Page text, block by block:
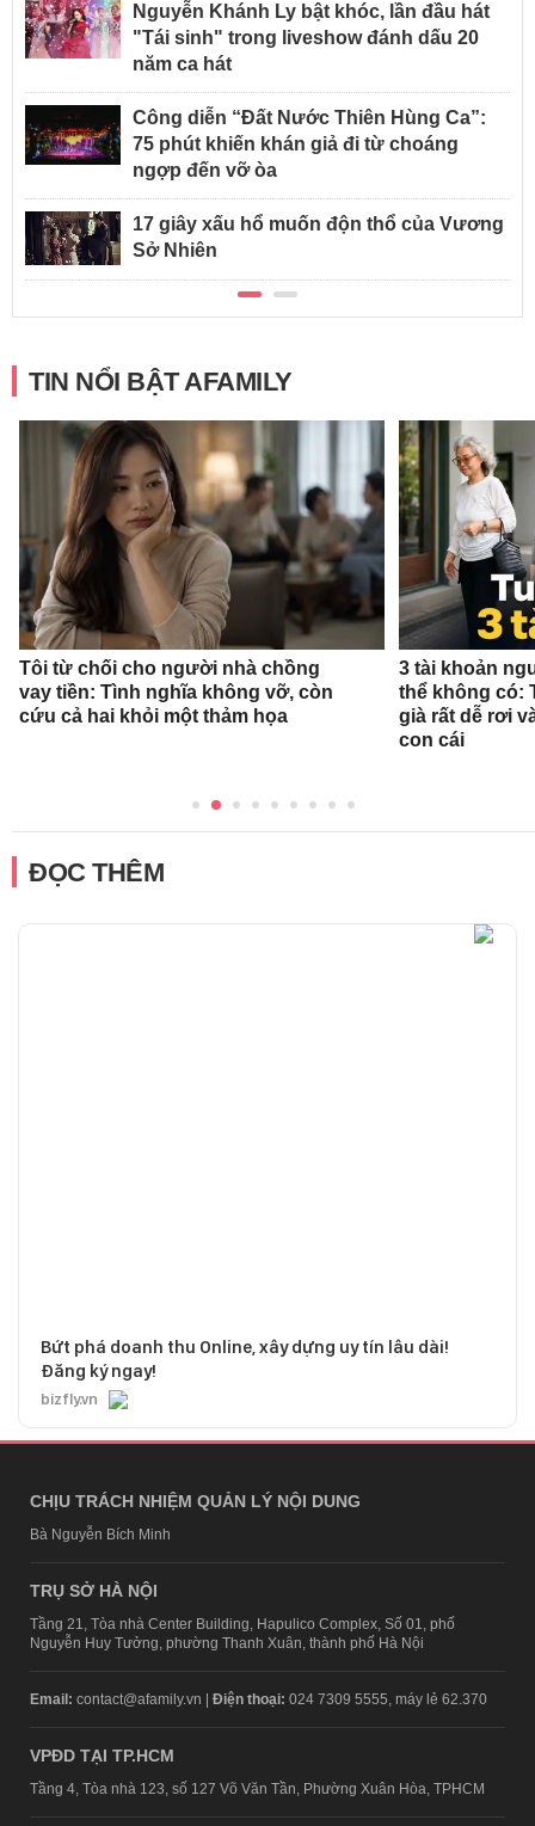
Nguyễn Khánh Ly bật khóc, lần đầu hát
"Tái sinh" trong liveshow đánh dấu 20
năm ca hát
Công diễn “Đất Nước Thiên Hùng Ca”:
75 phút khiến khán giả đi từ choáng
ngợp đến vỡ òa
17 giây xấu hổ muốn độn thổ của Vương
Sở Nhiên
TIN NỔI BẬT AFAMILY
Tôi từ chối cho người nhà chồng
vay tiền: Tình nghĩa không vỡ, còn
cứu cả hai khỏi một thảm họa
3 tài khoản
thể không có:
già rất dễ rơi
con cái
ĐỌC THÊM
Bứt phá doanh thu Online, xây dựng uy tín lâu dài!
Đăng ký ngay!
bizfly.vn
CHỊU TRÁCH NHIỆM QUẢN LÝ NỘI DUNG
Bà Nguyễn Bích Minh
TRỤ SỞ HÀ NỘI
Tầng 21, Tòa nhà Center Building, Hapulico Complex, Số 01, phố
Nguyễn Huy Tưởng, phường Thanh Xuân, thành phố Hà Nội
Email: contact@afamily.vn | Điện thoại: 024 7309 5555, máy lẻ 62.370
VPĐD TẠI TP.HCM
Tầng 4, Tòa nhà 123, số 127 Võ Văn Tần, Phường Xuân Hòa, TPHCM